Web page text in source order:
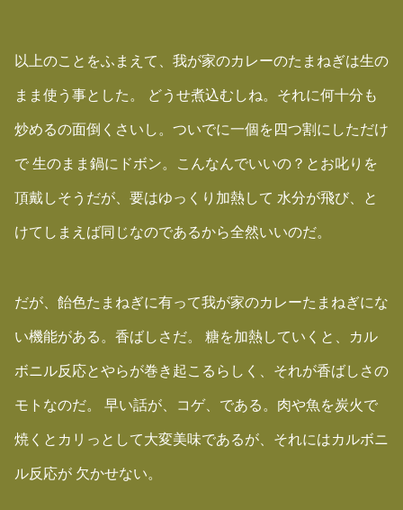
以上のことをふまえて、我が家のカレーのたまねぎは生の
まま使う事とした。 どうせ煮込むしね。それに何十分も
炒めるの面倒くさいし。ついでに一個を四つ割にしただけ
で 生のまま鍋にドボン。こんなんでいいの？とお叱りを
頂戴しそうだが、要はゆっくり加熱して 水分が飛び、と
けてしまえば同じなのであるから全然いいのだ。
だが、飴色たまねぎに有って我が家のカレーたまねぎにな
い機能がある。香ばしさだ。 糖を加熱していくと、カル
ボニル反応とやらが巻き起こるらしく、それが香ばしさの
モトなのだ。 早い話が、コゲ、である。肉や魚を炭火で
焼くとカリっとして大変美味であるが、それにはカルボニ
ル反応が 欠かせない。